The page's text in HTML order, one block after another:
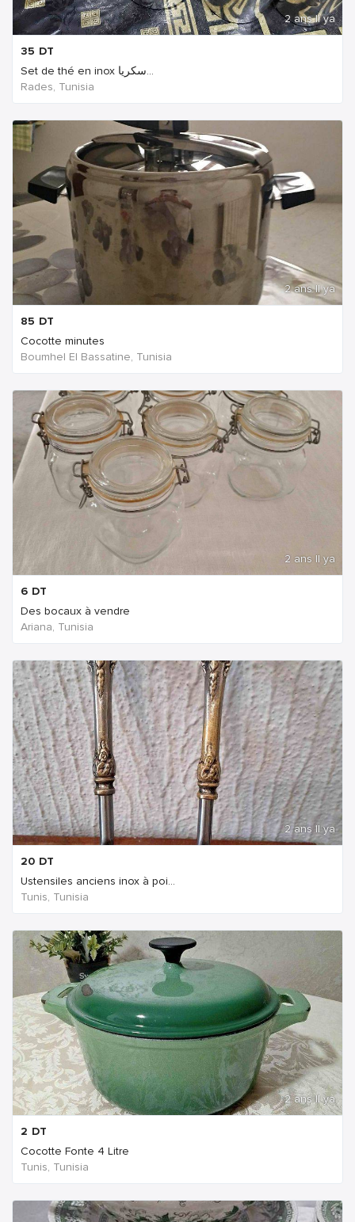
2 ans Il ya
35 DT
Set de thé en inox سكريا...
Rades, Tunisia
2 ans Il ya
85 DT
Cocotte minutes
Boumhel El Bassatine, Tunisia
2 ans Il ya
6 DT
Des bocaux à vendre
Ariana, Tunisia
2 ans Il ya
20 DT
Ustensiles anciens inox à poi...
Tunis, Tunisia
2 ans Il ya
2 DT
Cocotte Fonte 4 Litre
Tunis, Tunisia